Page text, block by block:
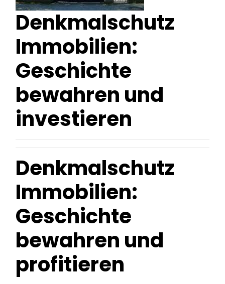
Denkmalschutz
Immobilien:
Geschichte
bewahren und
investieren
Denkmalschutz
Immobilien:
Geschichte
bewahren und
profitieren